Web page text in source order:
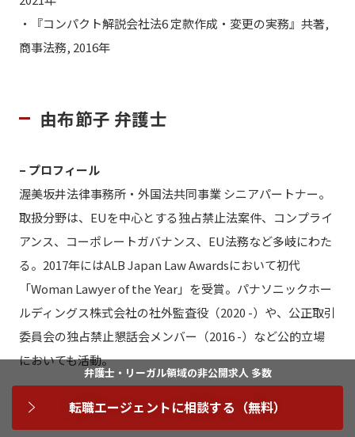
・『コンパクト解説会社法6 定款作成・変更の実務』共著,
商事法務, 2016年
由布節子 弁護士
– プロフィール
渥美坂井法律事務所・外国法共同事業 シニアパートナー。
取扱分野は、EUを中心とする独占禁止法案件、コンプライ
アンス、コーポレートガバナンス、EU法務など多岐にわた
る。2017年にはALB Japan Law Awardsにおいて初代
「Woman Lawyer of the Year」を受賞。パナソニックホー
ルディングス株式会社の社外監査役（2020 -）や、公正取引
委員会の独占禁止懇話会メンバー（2016 -）など公的立場
においても活動。
・「The Best Lawyers in Japan 2026 – Antitrust /
弁護士・リーガル領域の非公開求人 多数
転職エージェントに相談する（無料）